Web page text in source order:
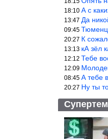
18:10 А с каких это
13:47 Да
09:45
20:27 К
13:13 кА зёл
12:12 Тебе вообще
12:09
08:45 А тебе
20:27 Ну ты то